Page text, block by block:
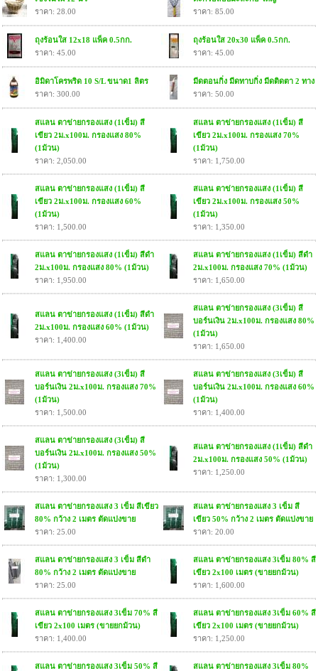
ราคา: 28.00
ราคา: 85.00
ถุงร้อนใส 12x18 แพ็ค 0.5กก.
ราคา: 45.00
ถุงร้อนใส 20x30 แพ็ค 0.5กก.
ราคา: 45.00
อิมิดาโครพริด 10 S/L ขนาด1 ลิตร
ราคา: 300.00
มีดตอนกิ่ง มีดทาบกิ่ง มีดติดตา 2 ทาง
ราคา: 50.00
สแลน ตาข่ายกรองแสง (1เข็ม) สี
เขียว 2ม.x100ม. กรองแสง 80%
(1ม้วน)
ราคา: 2,050.00
สแลน ตาข่ายกรองแสง (1เข็ม) สี
เขียว 2ม.x100ม. กรองแสง 70%
(1ม้วน)
ราคา: 1,750.00
สแลน ตาข่ายกรองแสง (1เข็ม) สี
เขียว 2ม.x100ม. กรองแสง 60%
(1ม้วน)
ราคา: 1,500.00
สแลน ตาข่ายกรองแสง (1เข็ม) สี
เขียว 2ม.x100ม. กรองแสง 50%
(1ม้วน)
ราคา: 1,350.00
สแลน ตาข่ายกรองแสง (1เข็ม) สีดำ
2ม.x100ม. กรองแสง 80% (1ม้วน)
ราคา: 1,950.00
สแลน ตาข่ายกรองแสง (1เข็ม) สีดำ
2ม.x100ม. กรองแสง 70% (1ม้วน)
ราคา: 1,650.00
สแลน ตาข่ายกรองแสง (1เข็ม) สีดำ
2ม.x100ม. กรองแสง 60% (1ม้วน)
ราคา: 1,400.00
สแลน ตาข่ายกรองแสง (3เข็ม) สี
บอร์นเงิน 2ม.x100ม. กรองแสง 80%
(1ม้วน)
ราคา: 1,650.00
สแลน ตาข่ายกรองแสง (3เข็ม) สี
บอร์นเงิน 2ม.x100ม. กรองแสง 70%
(1ม้วน)
ราคา: 1,500.00
สแลน ตาข่ายกรองแสง (3เข็ม) สี
บอร์นเงิน 2ม.x100ม. กรองแสง 60%
(1ม้วน)
ราคา: 1,400.00
สแลน ตาข่ายกรองแสง (3เข็ม) สี
บอร์นเงิน 2ม.x100ม. กรองแสง 50%
(1ม้วน)
ราคา: 1,300.00
สแลน ตาข่ายกรองแสง (1เข็ม) สีดำ
2ม.x100ม. กรองแสง 50% (1ม้วน)
ราคา: 1,250.00
สแลน ตาข่ายกรองแสง 3 เข็ม สีเขียว
80% กว้าง 2 เมตร ตัดแบ่งขาย
ราคา: 25.00
สแลน ตาข่ายกรองแสง 3 เข็ม สี
เขียว 50% กว้าง 2 เมตร ตัดแบ่งขาย
ราคา: 20.00
สแลน ตาข่ายกรองแสง 3 เข็ม สีดำ
80% กว้าง 2 เมตร ตัดแบ่งขาย
ราคา: 25.00
สแลน ตาข่ายกรองแสง 3เข็ม 80% สี
เขียว 2x100 เมตร (ขายยกม้วน)
ราคา: 1,600.00
สแลน ตาข่ายกรองแสง 3เข็ม 70% สี
เขียว 2x100 เมตร (ขายยกม้วน)
ราคา: 1,400.00
สแลน ตาข่ายกรองแสง 3เข็ม 60% สี
เขียว 2x100 เมตร (ขายยกม้วน)
ราคา: 1,250.00
สแลน ตาข่ายกรองแสง 3เข็ม 50% สี
สแลน ตาข่ายกรองแสง 3เข็ม 80%